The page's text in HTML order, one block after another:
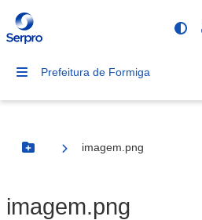
Prefeitura de Formiga
Botão Menu
imagem.png
imagem.png